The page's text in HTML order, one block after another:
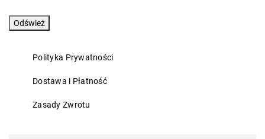
Polityka Prywatności
Dostawa i Płatność
Zasady Zwrotu